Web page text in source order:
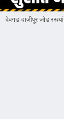
देवगड-दाजीपूर जोड